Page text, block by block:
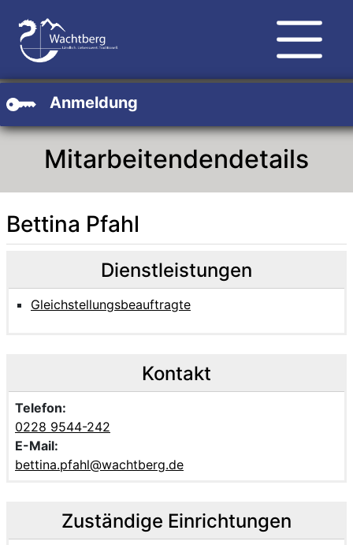
Anmeldung
Mitarbeitendendetails
Bettina Pfahl
Beschreibung
Beschreibung Intern
Dienstleistungen
Gleichstellungsbeauftragte
Kontakt
Telefon:
0228 9544-242
E-Mail:
bettina.pfahl@wachtberg.de
Zuständige Einrichtungen